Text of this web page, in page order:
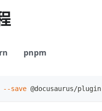
pnpm
--save @docusaurus/